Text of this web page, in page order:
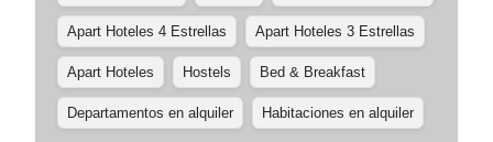
Apart Hoteles 4 Estrellas Apart Hoteles 3 Estrellas
Apart Hoteles Hostels Bed & Breakfast
Departamentos en alquiler Habitaciones en alquiler